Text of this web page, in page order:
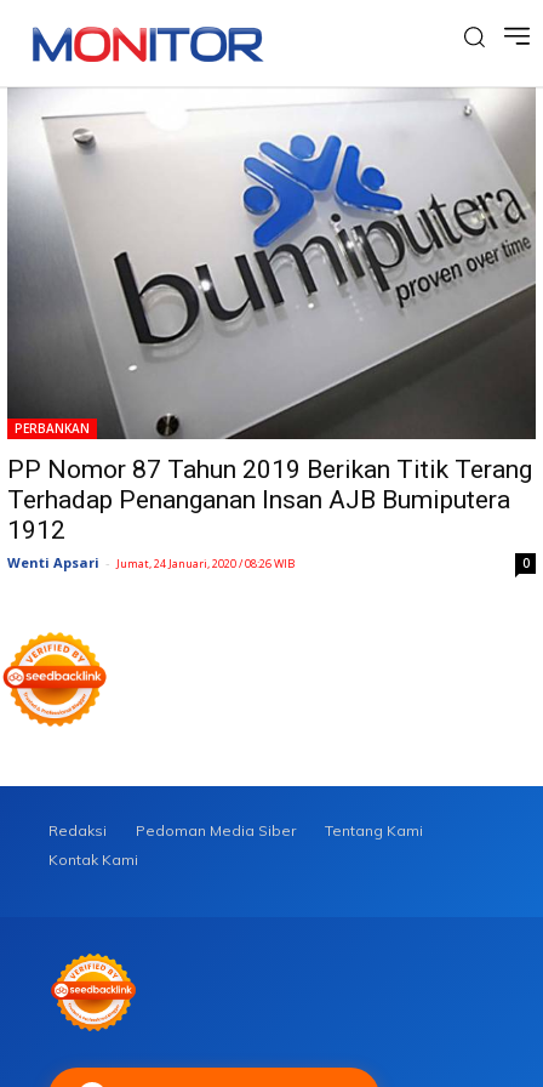
Tag: Insan Bumiputera
PERBANKAN
PP Nomor 87 Tahun 2019 Berikan Titik Terang
Terhadap Penanganan Insan AJB Bumiputera
1912
Wenti Apsari - Jumat, 24 Januari, 2020 / 08:26 WIB 0
Redaksi Pedoman Media Siber
Tentang Kami
Kontak Kami